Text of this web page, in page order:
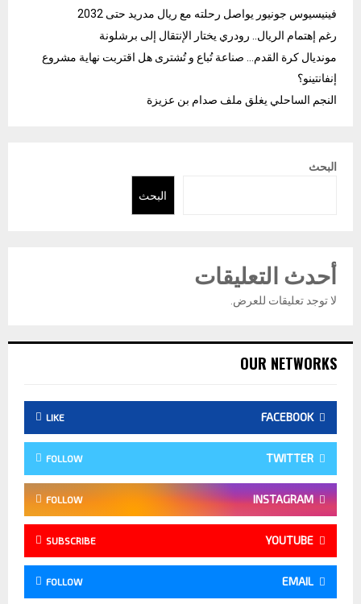
فينيسيوس جونيور يواصل رحلته مع ريال مدريد حتى 2032
رغم إهتمام الريال.. رودري يختار الإنتقال إلى برشلونة
مونديال كرة القدم… صناعة تُباع و تُشترى هل اقتربت نهاية مشروع
إنفانتينو؟
النجم الساحلي يغلق ملف صدام بن عزيزة
البحث
البحث
أحدث التعليقات
لا توجد تعليقات للعرض.
OUR NETWORKS
FACEBOOK
LIKE
TWITTER
FOLLOW
INSTAGRAM
FOLLOW
YOUTUBE
SUBSCRIBE
EMAIL
FOLLOW